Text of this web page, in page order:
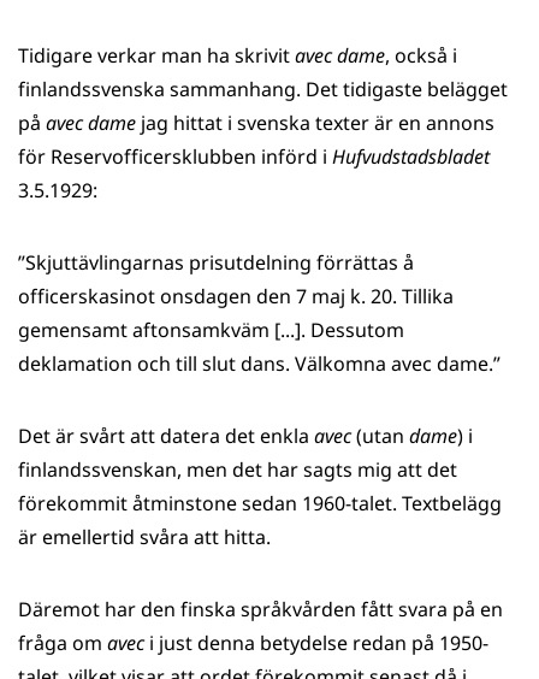
Tidigare verkar man ha skrivitavec dame, också i
finlandssvenska sammanhang. Det tidigaste belägget
på avec dame jag hittat i svenska texter är en annons
för Reservofficersklubben införd i Hufvudstadsbladet
3.5.1929:
”Skjuttävlingarnas prisutdelning förrättas å
officerskasinot onsdagen den 7 maj k. 20. Tillika
gemensamt aftonsamkväm [...]. Dessutom
deklamation och till slut dans. Välkomna avec dame.”
Det är svårt att datera det enkla avec(utan dame) i
finlandssvenskan, men det har sagts mig att det
förekommit åtminstone sedan 1960-talet. Textbelägg
är emellertid svåra att hitta.
Däremot har den finska språkvården fått svara på en
fråga om aveci just denna betydelse redan på 1950-